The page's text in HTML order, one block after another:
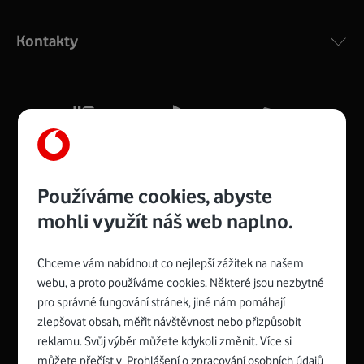
silný signál pro celou domácnost. Kompaktní rozměry 21
Více o COMPAL CH7465VF
Zyxel VMG8623-T50B:
Rozměry modemu jsou 16 x 22 x 7,5 cm (včetně stojánku)
a nabízí 4 gigabitové LAN porty a bezdrátové připojení Wi-
Spojte se s Vodafonem
Kontakty
Používáme cookies, abyste
mohli využít náš web naplno.
Chceme vám nabídnout co nejlepší zážitek na našem
webu, a proto používáme cookies. Některé jsou nezbytné
pro správné fungování stránek, jiné nám pomáhají
zlepšovat obsah, měřit návštěvnost nebo přizpůsobit
reklamu. Svůj výběr můžete kdykoli změnit. Více si
můžete přečíst v Prohlášení o zpracování osobních údajů